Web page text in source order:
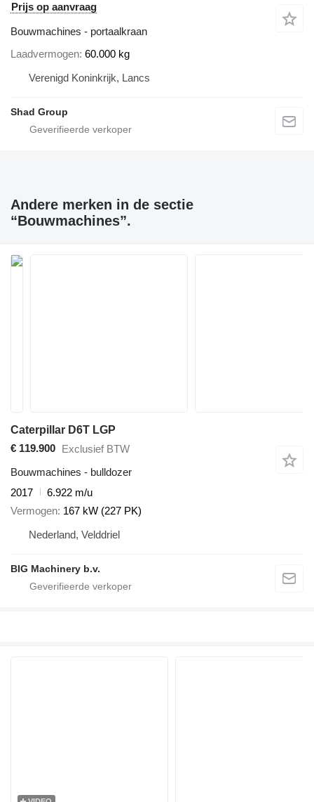
Prijs op aanvraag
Bouwmachines - portaalkraan
Laadvermogen 60.000 kg
Verenigd Koninkrijk, Lancs
Shad Group
Andere merken in de sectie
“Bouwmachines”.
Caterpillar D6T LGP
€ 119.900 Exclusief BTW
Bouwmachines - bulldozer
2017
6.922 m/u
Vermogen 167 kW (227 PK)
Nederland, Velddriel
BIG Machinery b.v.